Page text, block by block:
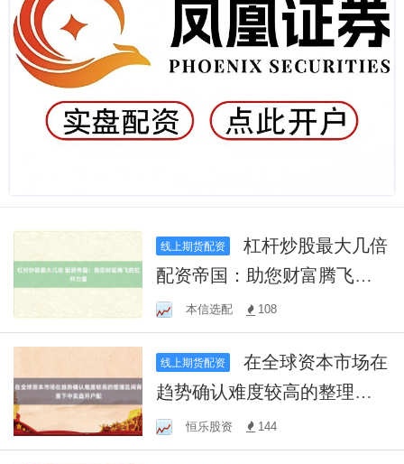
线上期货配资
杠杆炒股最大几倍
配资帝国：助您财富腾飞的
杠杆力量
本信选配 108
线上期货配资
在全球资本市场在
趋势确认难度较高的整理区
间背景下中实盘开户配
恒乐股资 144